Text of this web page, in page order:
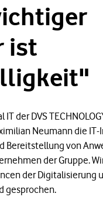
ist
der DVS
Neumann die IT-
Bereitstellung von
der Gruppe.
der Digitalisierung
gesprochen.